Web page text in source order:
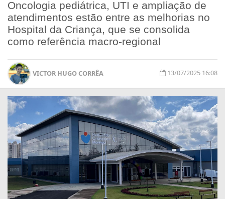
Oncologia pediátrica, UTI e ampliação de
atendimentos estão entre as melhorias no
Hospital da Criança, que se consolida
como referência macro-regional
VICTOR HUGO CORRÊA 13/07/2025 16:08